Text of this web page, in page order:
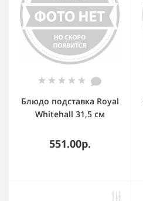
Блюдо подставка Royal
Whitehall 31,5 см
551.00р.